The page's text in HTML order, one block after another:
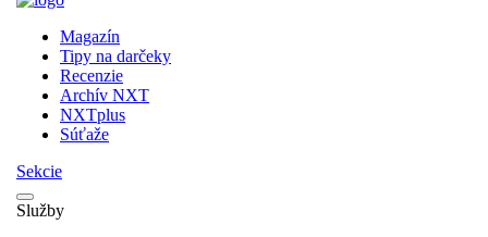
Magazín
Tipy na darčeky
Recenzie
Archív NXT
NXTplus
Súťaže
Sekcie
Služby